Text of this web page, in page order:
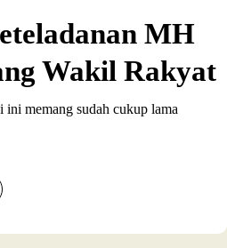
MH
Wakil Rakyat
ini memang sudah cukup lama